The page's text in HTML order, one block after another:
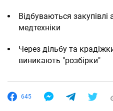
Відбуваються закупівлі
медтехніки
Через дільбу та
виникають "розбірки"
645